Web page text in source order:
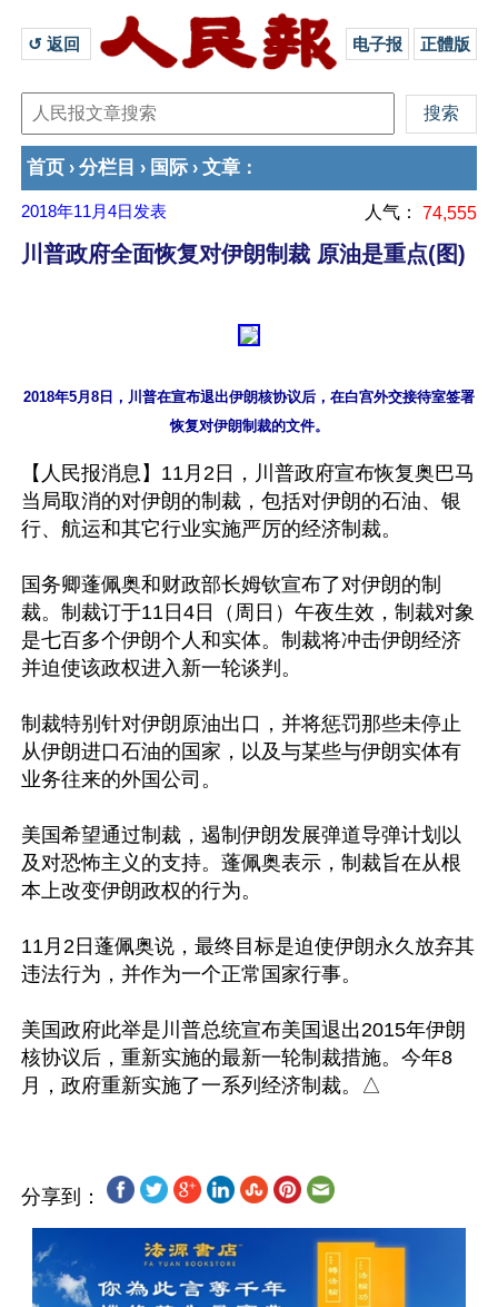
↺ 返回 电子报 正體版
首页 › 分栏目 › 国际 › 文章 ：
2018年11月4日 发表 人气： 74,555
川普政府全面恢复对伊朗制裁 原油是重点(图)
2018年5月8日，川普在宣布退出伊朗核协议后，在白宫外交接待室签署
【人民报消息】11月2日，川普政府宣布恢复奥巴马
当局取消的对伊朗的制裁，包括对伊朗的石油、银
行、航运和其它行业实施严厉的经济制裁。
国务卿蓬佩奥和财政部长姆钦宣布了对伊朗的制
裁。制裁订于11日4日（周日）午夜生效，制裁对象
是七百多个伊朗个人和实体。制裁将冲击伊朗经济
并迫使该政权进入新一轮谈判。
制裁特别针对伊朗原油出口，并将惩罚那些未停止
从伊朗进口石油的国家，以及与某些与伊朗实体有
业务往来的外国公司。
美国希望通过制裁，遏制伊朗发展弹道导弹计划以
及对恐怖主义的支持。蓬佩奥表示，制裁旨在从根
本上改变伊朗政权的行为。
11月2日蓬佩奥说，最终目标是迫使伊朗永久放弃其
违法行为，并作为一个正常国家行事。
美国政府此举是川普总统宣布美国退出2015年伊朗
核协议后，重新实施的最新一轮制裁措施。今年8
分享到：